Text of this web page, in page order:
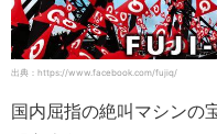
出典：https://www.facebook.com/fujiq/
国内屈指の絶叫マシンの